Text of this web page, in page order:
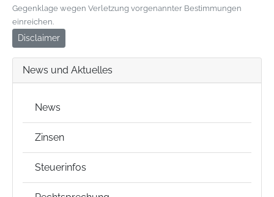
Gegenklage wegen Verletzung vorgenannter Bestimmungen
einreichen.
Disclaimer
News und Aktuelles
News
Zinsen
Steuerinfos